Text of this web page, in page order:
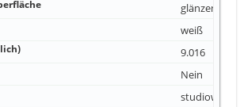
glänzend
weiß
9.016
Nein
studioweiß